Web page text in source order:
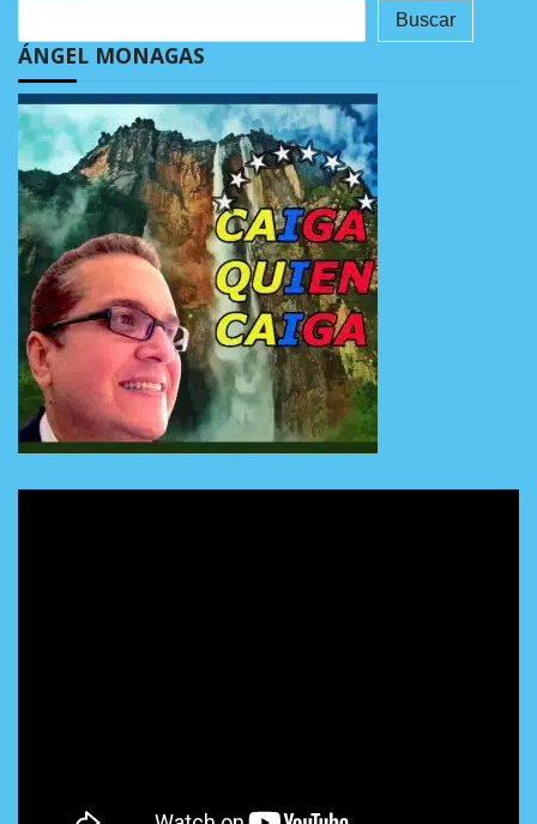
Buscar
ÁNGEL MONAGAS